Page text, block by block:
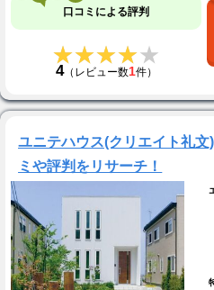
口コミによる評判
★★★★★
★★★★★
4（レビュー数1件）
ユニテハウス(クリエイト礼
ミや評判をリサーチ！